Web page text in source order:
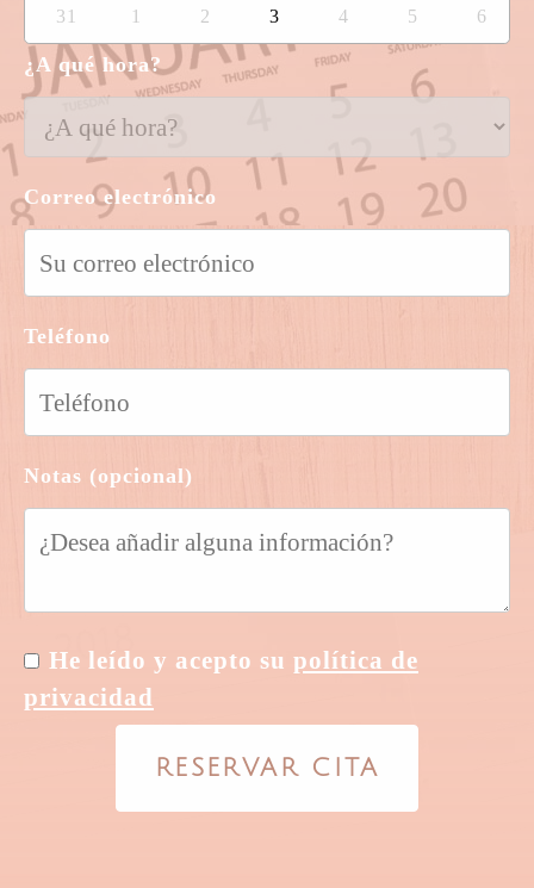
31
1 2 3 4 5 6
¿A qué hora?
Correo electrónico
Teléfono
Notas (opcional)
He leído y acepto su política de
privacidad
RESERVAR CITA